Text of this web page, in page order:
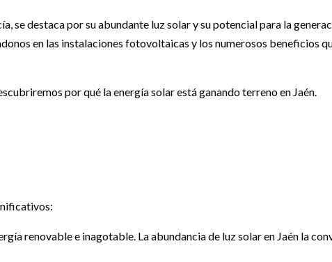
se destaca por su abundante luz solar y su potencial para la
en las instalaciones fotovoltaicas y los numerosos beneficios
por qué la energía solar está ganando terreno en Jaén.
renovable e inagotable. La abundancia de luz solar en Jaén la